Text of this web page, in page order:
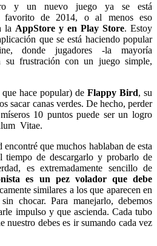
y un nuevo juego ya se está
favorito de 2014, o al menos eso
la AppStore y en Play Store. Estoy
que se está haciendo popular
donde jugadores -la mayoría
su frustración con un juego simple,
que hace popular) deFlappy Bird, su
sacar canas verdes. De hecho, perder
10 puntos puede ser un logro
Vitae.
que muchos hablaban de esta
de descargarlo y probarlo de
es extremadamente sencillo de
es un pez volador que debe
similares a los que aparecen en
chocar. Para manejarlo, debemos
impulso y que ascienda. Cada tubo
nuestro debes es ir sumando cada vez